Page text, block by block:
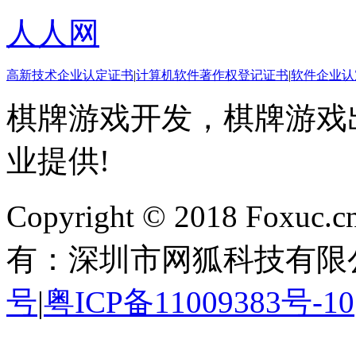
人人网
高新技术企业认定证书|计算机软件著作权登记证书|软件企业
棋牌游戏开发，棋牌游
业提供!
Copyright © 2018
有：深圳市网狐科技有限
号|粤ICP备11009383号-10